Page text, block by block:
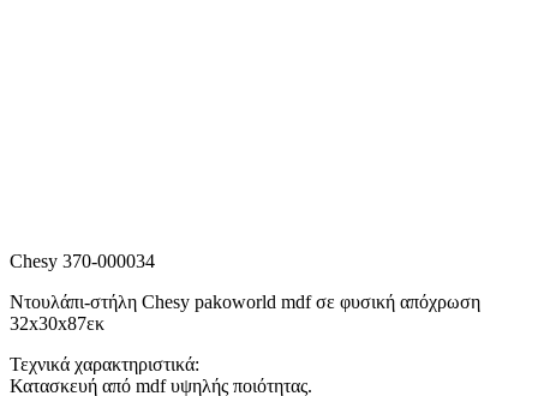
Chesy 370-000034
Ντουλάπι-στήλη Chesy pakoworld mdf σε φυσική απόχρωση
32x30x87εκ
Τεχνικά χαρακτηριστικά:
Κατασκευή από mdf υψηλής ποιότητας.